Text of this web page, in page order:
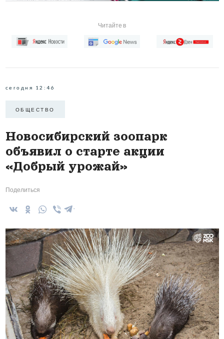
Читайте в
сегодня 12:46
ОБЩЕСТВО
Новосибирский зоопарк
объявил о старте акции
«Добрый урожай»
Поделиться